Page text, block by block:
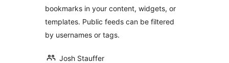
bookmarks in your content, widgets, or
templates. Public feeds can be filtered
by usernames or tags.
Josh Stauffer